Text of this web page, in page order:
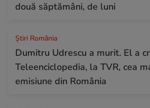
două săptămâni, de luni
Știri România
Dumitru Udrescu a murit. El a
Teleenciclopedia, la TVR, cea
emisiune din România